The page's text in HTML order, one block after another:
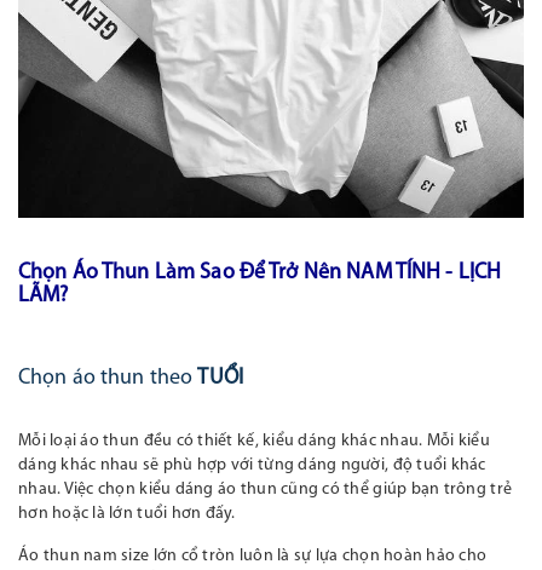
Chọn Áo Thun Làm Sao Để Trở Nên NAM TÍNH - LỊCH
LÃM?
Chọn áo thun theo TUỔI
Mỗi loại áo thun đều có thiết kế, kiểu dáng khác nhau. Mỗi kiểu
dáng khác nhau sẽ phù hợp với từng dáng người, độ tuổi khác
nhau. Việc chọn kiểu dáng áo thun cũng có thể giúp bạn trông trẻ
hơn hoặc là lớn tuổi hơn đấy.
Áo thun nam size lớn cổ tròn luôn là sự lựa chọn hoàn hảo cho